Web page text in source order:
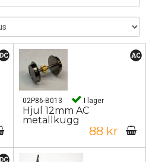
02P86-B013 I lager
Hjul 12mm AC
metallkugg
88 kr